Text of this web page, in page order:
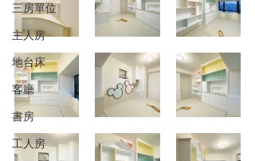
三房單位
主人房
地台床
客廳
書房
工人房